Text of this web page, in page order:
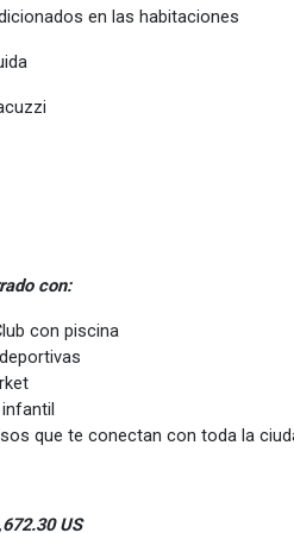
en las habitaciones
con:
con piscina
que te conectan con toda la
US